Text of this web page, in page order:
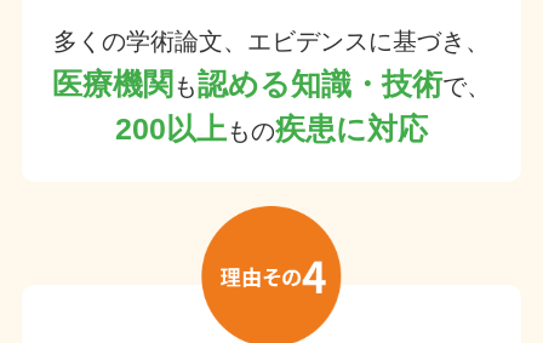
多くの学術論文、エビデンスに基づき、
医療機関 も認める知識・技術で、
200以上もの疾患に対応